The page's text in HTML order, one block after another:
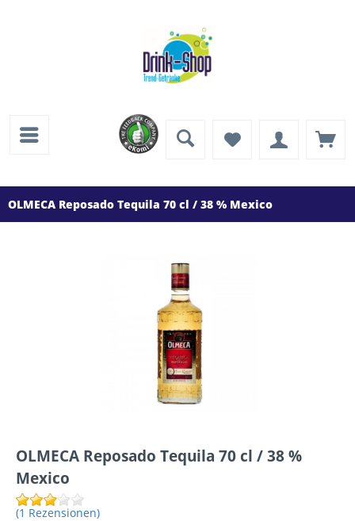
OLMECA Reposado Tequila 70 cl / 38 % Mexico
OLMECA Reposado Tequila 70 cl / 38 %
Mexico
(1 Rezensionen)